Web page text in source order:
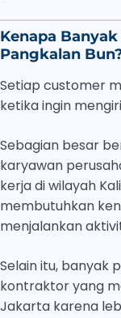
Kenapa
Pangkalan
Setiap customer
ketika ingin
Sebagian besar
karyawan
kerja di wilayah
membutuhkan
menjalankan
Selain itu, banyak
kontraktor yang
Jakarta karena